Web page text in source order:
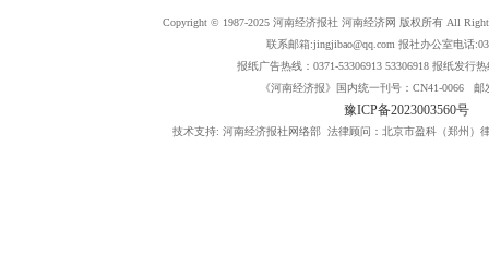
Copyright © 1987-2025 河南经济报社 河南经济网 版权所有 All
联系邮箱:jingjibao@qq.com 报社办公室电话
报纸广告热线：0371-53306913 53306918 报纸发行热
《河南经济报》国内统一刊号：CN41-0066 邮
豫ICP备2023003560号
技术支持: 河南经济报社网络部 法律顾问：北京市盈科（郑州